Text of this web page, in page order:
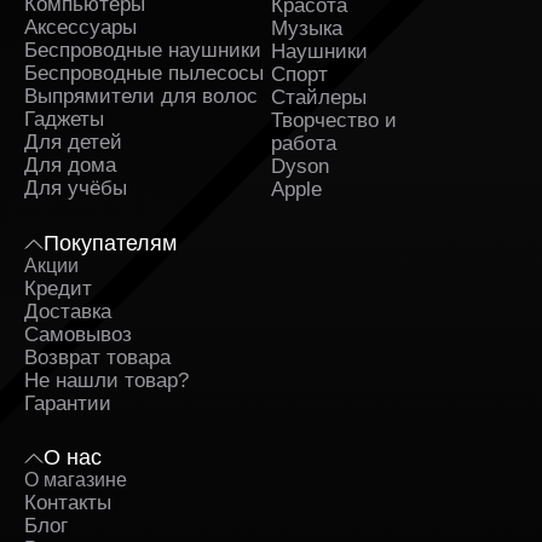
Покупка компьютера Apple — это инвестиция на
несколько лет вперед. Поэтому важно приобретать
технику у надежного продавца.
Преимущества покупки в iSpace:
оригинальная техника Apple;
актуальные модели iMac в различных
возможность выбрать объем памяти и цвет
корпуса;
консультация по выбору модели;
удобное оформление заказа онлайн;
программы рассрочки и специальные
предложения;
регулярное обновление ассортимента новыми
версиями Apple.
для повседневных задач, так и производительные
версии для профессиональной работы с графикой,
видео и сложными проектами.
Аксессуары
Беспроводные наушники
Беспроводные пылесосы
Выпрямители для волос
Гаджеты
Для детей
Для дома
Для учёбы
Красота
Музыка
Наушники
Спорт
Стайлеры
Творчество и
работа
Dyson
Apple
Покупателям
Акции
Кредит
Доставка
Самовывоз
Возврат товара
Не нашли товар?
Гарантии
О нас
О магазине
Контакты
Блог